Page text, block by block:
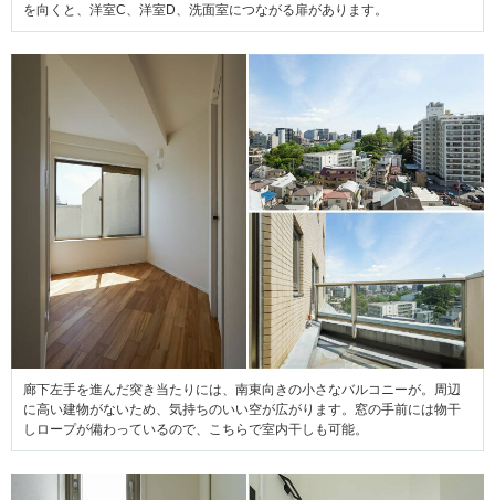
を向くと、洋室C、洋室D、洗面室につながる扉があります。
廊下左手を進んだ突き当たりには、南東向きの小さなバルコニーが。周辺
に高い建物がないため、気持ちのいい空が広がります。窓の手前には物干
しロープが備わっているので、こちらで室内干しも可能。